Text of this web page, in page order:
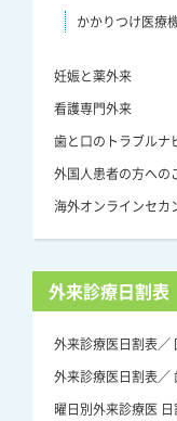
かかりつけ医療
妊娠と薬外来
看護専門外来
歯と口のトラブルナ
外国人患者の方への
海外オンラインセカ
外来診療日割表
外来診療医日割表／
外来診療医日割表／
曜日別外来診療医